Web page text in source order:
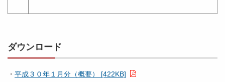
ダウンロード
・ 平成３０年１月分（概要） [422KB]